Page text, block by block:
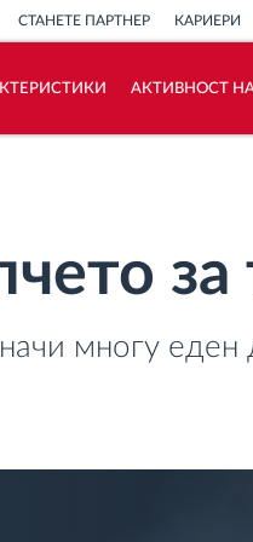
СТАНЕТЕ ПАРТНЕР КАРИЕРИ
АКТИВНОСТ
за
многу еден